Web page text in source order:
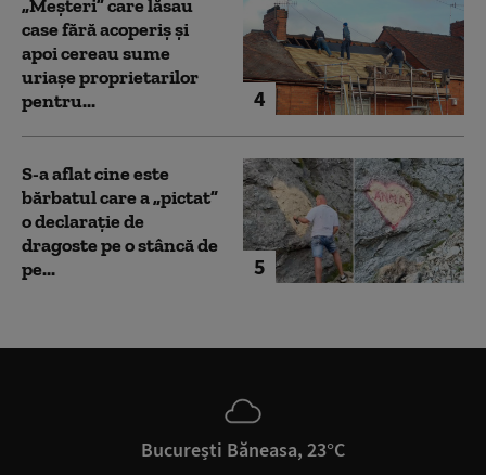
4
„Meșteri” care lăsau
case fără acoperiș și
apoi cereau sume
uriașe proprietarilor
pentru...
5
S-a aflat cine este
bărbatul care a „pictat”
o declarație de
dragoste pe o stâncă de
pe...
București Băneasa, 23°C